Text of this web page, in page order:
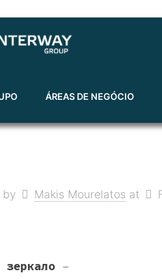
ÁREAS DE NEGÓCIO
by Makis Mourelatos at
–